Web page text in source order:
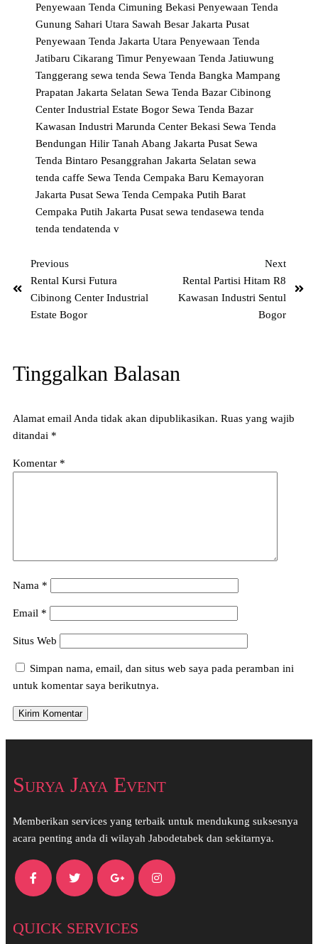
Penyewaan Tenda Cimuning BekasiPenyewaan Tenda
Gunung Sahari Utara Sawah Besar Jakarta Pusat
Penyewaan Tenda Jakarta UtaraPenyewaan Tenda
Jatibaru Cikarang TimurPenyewaan Tenda Jatiuwung
Tanggerangsewa tenda Sewa Tenda Bangka Mampang
Prapatan Jakarta Selatan Sewa Tenda Bazar Cibinong
Center Industrial Estate Bogor Sewa Tenda Bazar
Kawasan Industri Marunda Center Bekasi Sewa Tenda
Bendungan Hilir Tanah Abang Jakarta Pusat Sewa
Tenda Bintaro Pesanggrahan Jakarta Selatansewa
tenda caffe Sewa Tenda Cempaka Baru Kemayoran
Jakarta Pusat Sewa Tenda Cempaka Putih Barat
Cempaka Putih Jakarta Pusatsewa tendasewa tenda
tendatendatendav
Previous
Rental Kursi Futura
Cibinong Center Industrial
Estate Bogor
Next
Rental Partisi Hitam R8
Kawasan Industri Sentul
Bogor
Tinggalkan Balasan
Alamat email Anda tidak akan dipublikasikan. Ruas yang wajib
ditandai *
Komentar *
Nama *
Email *
Situs Web
Simpan nama, email, dan situs web saya pada peramban ini
untuk komentar saya berikutnya.
Surya Jaya Event
Memberikan services yang terbaik untuk mendukung suksesnya
acara penting anda di wilayah Jabodetabek dan sekitarnya.
QUICK SERVICES